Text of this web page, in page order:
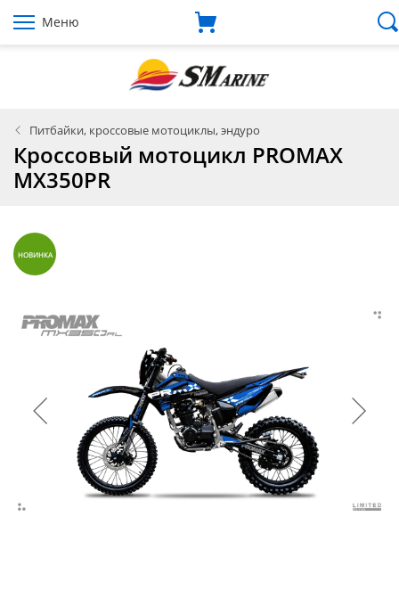
Меню
Питбайки, кроссовые мотоциклы, эндуро
Кроссовый мотоцикл PROMAX
MX350PR
НОВИНКА